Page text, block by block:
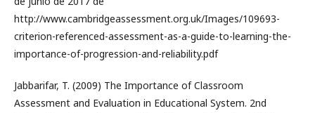
http://www.cambridgeassessment.org.uk/Images/109693-
criterion-referenced-assessment-as-a-guide-to-learning-the-
importance-of-progression-and-reliability.pdf
Jabbarifar, T. (2009) The Importance of Classroom
Assessment and Evaluation in Educational System. 2nd